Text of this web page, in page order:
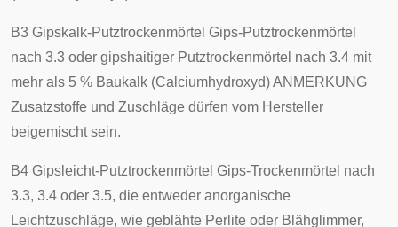
B3 Gipskalk-Putztrockenmörtel Gips-Putztrockenmörtel
nach 3.3 oder gipshaitiger Putztrockenmörtel nach 3.4 mit
mehr als 5 % Baukalk (Calciumhydroxyd) ANMERKUNG
Zusatzstoffe und Zuschläge dürfen vom Hersteller
beigemischt sein.
B4 Gipsleicht-Putztrockenmörtel Gips-Trockenmörtel nach
3.3, 3.4 oder 3.5, die entweder anorganische
Leichtzuschläge, wie geblähte Perlite oder Blähglimmer,